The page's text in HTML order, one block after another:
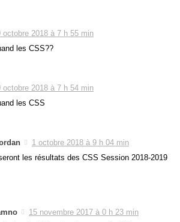
octobre 2018 à 7 h 55 min
les CSS??
octobre 2018 à 7 h 54 min
les CSS
1 octobre 2018 à 9 h 04 min
les résultats des CSS Session 2018-2019
15 novembre 2017 à 0 h 23 min